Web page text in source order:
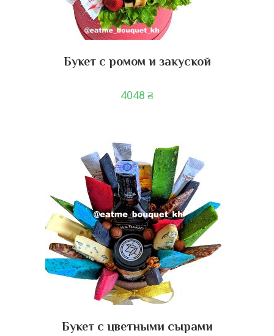
Букет с ромом и закуской
4048 ₴
Букет с цветными сырами